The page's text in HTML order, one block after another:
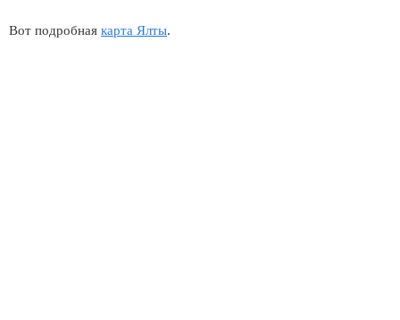
Вот подробная карта Ялты.